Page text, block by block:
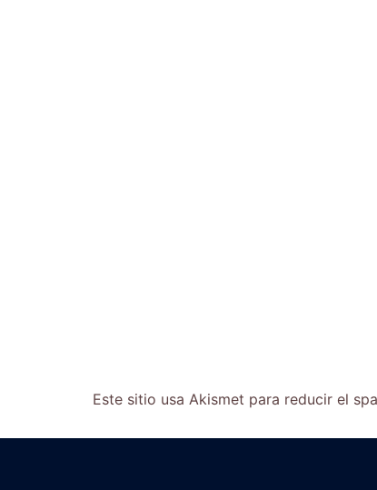
Este sitio usa Akismet para reducir el